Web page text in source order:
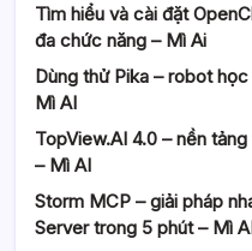
Tìm hiểu và cài đặt
đa chức năng – Mì Ai
Dùng thử Pika – robot
Mì AI
TopView.AI 4.0 – nền
– Mì AI
Storm MCP – giải pháp
Server trong 5 phút – Mì